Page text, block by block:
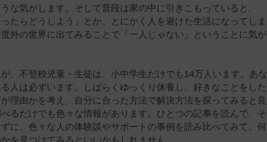
な気がします。そして普段は家の中に引きこもっていると、
たらどうしよう」とか、とにかく人を避けた生活になってしま
外の世界に出てみることで「一人じゃない」ということに気が
、不登校児童・生徒は、小中学生だけでも14万人います。あな
人は必ずいます。しばらくゆっくり休養し、好きなことをした
理由かを考え、自分に合った方法で解決方法を探ってみると良
るだけでも色々な情報があります。ひとつの記事を読んで、そ
に、色々な人の体験談やサポートの事例を読み比べてみて、何